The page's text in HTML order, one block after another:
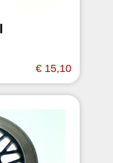
€ 15,10